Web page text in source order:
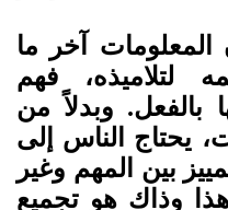
آخر ما
لتلاميذه، فهم
بالفعل. وبدلاً من
يحتاج الناس إلى
بين المهم وغير
وذاك هو تجميع